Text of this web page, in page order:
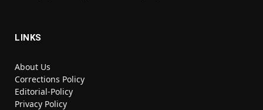
LINKS
About Us
Corrections Policy
Editorial-Policy
Privacy Policy